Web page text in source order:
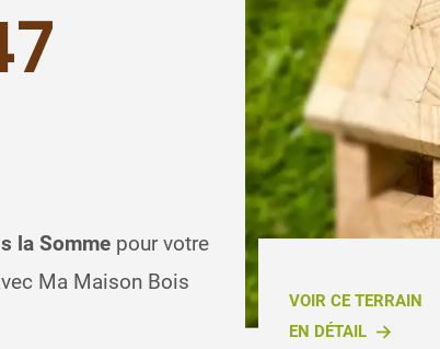
la Somme pour votre
Ma Maison Bois
VOIR CE TERRAIN
EN DÉTAIL